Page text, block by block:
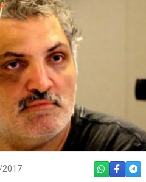
WHATSAPP